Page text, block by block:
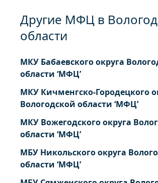
Другие МФЦ в
области
МКУ Бабаевского округа
области ‘МФЦ’
МКУ Кичменгско-Городецкого
Вологодской области ‘МФЦ’
МКУ Вожегодского округа
области ‘МФЦ’
МБУ Никольского округа
области ‘МФЦ’